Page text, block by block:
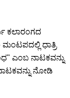
ಕಲಾರಂಗದ
ಧಾತ್ರಿ
ಎಂಬ ನಾಟಕವನ್ನು
ನೋಡಿ